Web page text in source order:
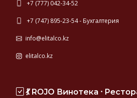
+7 (777) 042-34-52
+7 (747) 895-23-54 - Бухгалтерия
info@elitalco.kz
elitalco.kz
💃 ROJO Винотека ⸱